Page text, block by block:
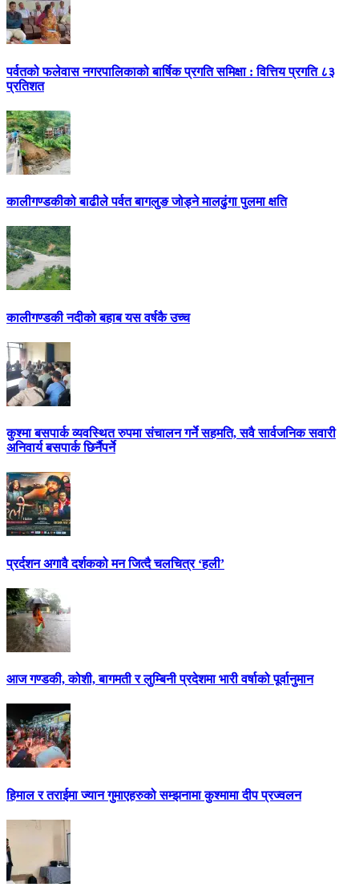
पर्वतको फलेवास नगरपालिकाको बार्षिक प्रगति समिक्षा : वित्तिय प्रगति ८३
प्रतिशत
कालीगण्डकीको बाढीले पर्वत बागलुङ जोड्ने मालढुंगा पुलमा क्षति
कालीगण्डकी नदीको बहाब यस वर्षकै उच्च
कुश्मा बसपार्क व्यवस्थित रुपमा संचालन गर्ने सहमति, सवै सार्वजनिक सवारी
अनिवार्य बसपार्क छिर्नैपर्ने
प्रर्दशन अगावै दर्शकको मन जित्दै चलचित्र ‘हली’
आज गण्डकी, कोशी, बागमती र लुम्बिनी प्रदेशमा भारी वर्षाको पूर्वानुमान
हिमाल र तराईमा ज्यान गुमाएहरुको सम्झनामा कुश्मामा दीप प्रज्वलन